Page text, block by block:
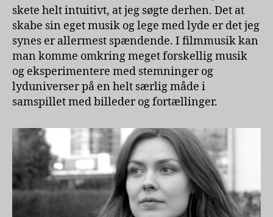
skete helt intuitivt, at jeg søgte derhen. Det at
skabe sin eget musik og lege med lyde er det jeg
synes er allermest spændende. I filmmusik kan
man komme omkring meget forskellig musik
og eksperimentere med stemninger og
lyduniverser på en helt særlig måde i
samspillet med billeder og fortællinger.